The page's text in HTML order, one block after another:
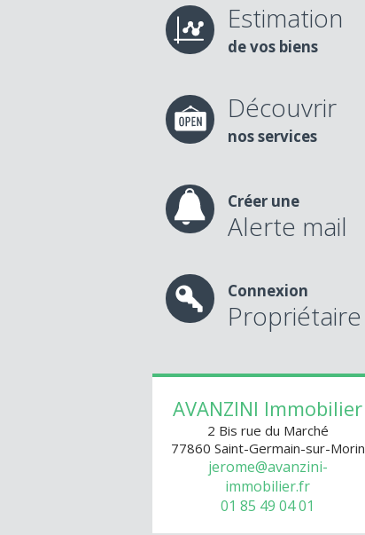
Estimation
de vos biens
Découvrir
nos services
Créer une
Alerte mail
Connexion
Propriétaire
AVANZINI Immobilier
2 Bis rue du Marché
77860 Saint-Germain-sur-Morin
jerome@avanzini-
immobilier.fr
01 85 49 04 01